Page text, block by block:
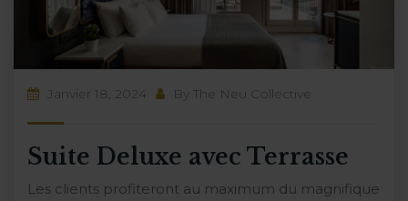
Janvier 18, 2024 By The Neu Collective
Suite Deluxe avec Terrasse
Les clients profiteront au maximum du magnifique